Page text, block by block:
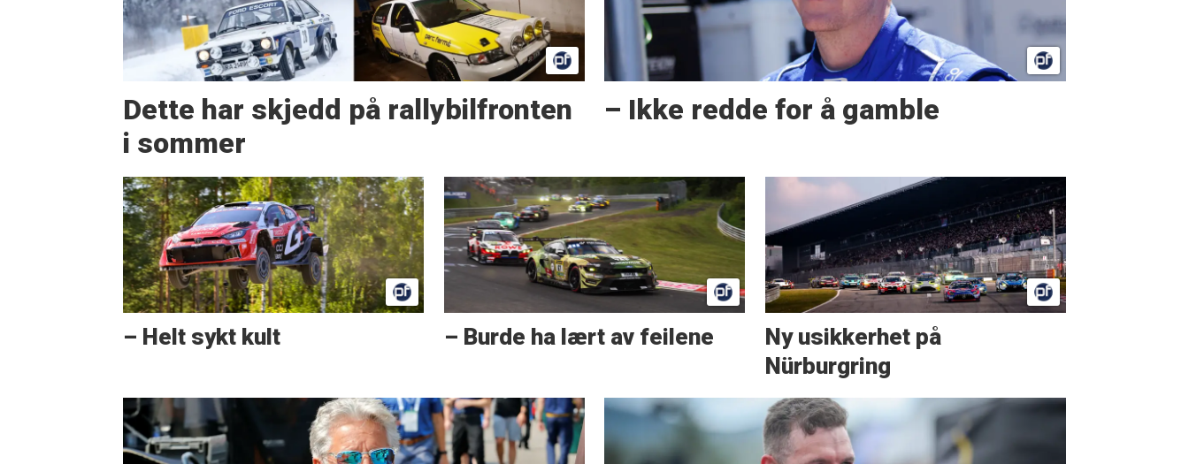
Dette har skjedd på rallybilfronten
i sommer
– Ikke redde for å gamble
– Helt sykt kult – Burde ha lært av feilene
Ny usikkerhet på
Nürburgring